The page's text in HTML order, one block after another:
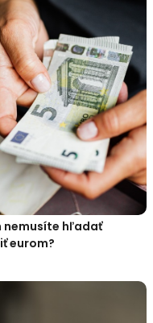
nemusíte hľadať
eurom?